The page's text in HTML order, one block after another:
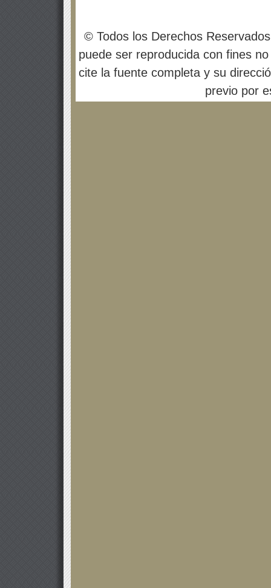
© Todos los Derechos
puede ser reproducida con fines
cite la fuente completa y su
previo por